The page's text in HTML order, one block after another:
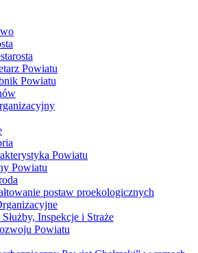
Powiatu
Powiatu
Powiatu
Powiatu
postaw proekologicznych
Inspekcje i Straże
Powiatu